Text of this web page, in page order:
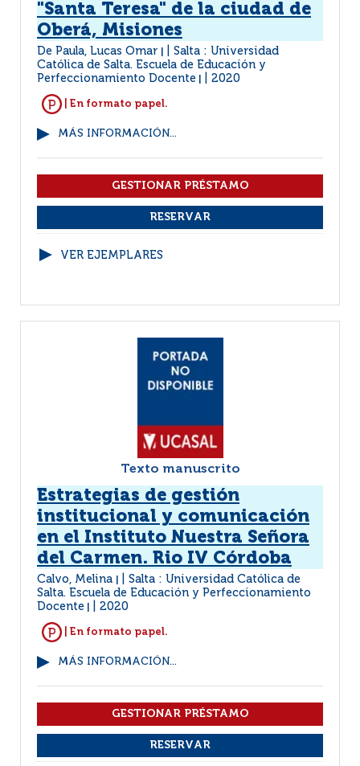
"Santa Teresa" de la ciudad de
Oberá, Misiones
De Paula, Lucas Omar
Salta : Universidad
Católica de Salta. Escuela de Educación y
Perfeccionamiento Docente
2020
| En formato papel.
MÁS INFORMACIÓN...
VER EJEMPLARES
Texto manuscrito
Estrategias de gestión
institucional y comunicación
en el Instituto Nuestra Señora
del Carmen. Rio IV Córdoba
Calvo, Melina
Salta : Universidad Católica de
Salta. Escuela de Educación y Perfeccionamiento
Docente
2020
| En formato papel.
MÁS INFORMACIÓN...